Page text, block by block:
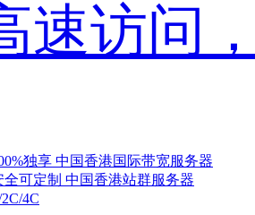
速访问
独享 中国香港国际带宽服务器
可定制 中国香港站群服务器
4C